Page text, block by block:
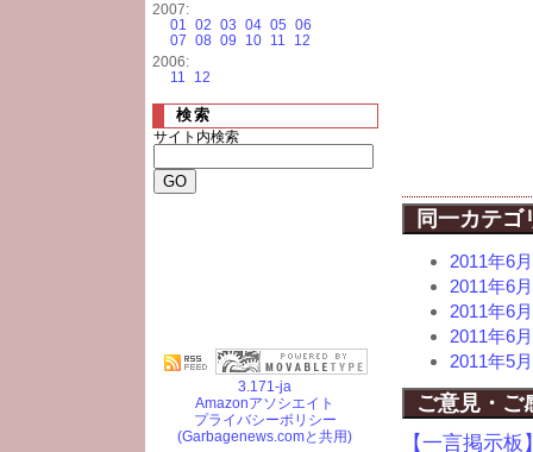
同一カテゴ
2011年6
2011年6
2011年6
2011年6
2011年5
ご意見・ご
【一言掲示板
2007:
01 02 03 04 05 06
07 08 09 10 11
12
2006:
11
12
検索
サイト内検索
3.171-ja
Amazonアソシエイト
プライバシーポリシー
(Garbagenews.comと共用)